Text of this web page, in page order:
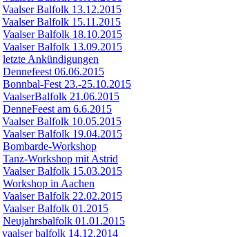
Vaalser Balfolk 13.12.2015
Vaalser Balfolk 15.11.2015
Vaalser Balfolk 18.10.2015
Vaalser Balfolk 13.09.2015
letzte Ankündigungen
Dennefeest 06.06.2015
Bonnbal-Fest 23.-25.10.2015
VaalserBalfolk 21.06.2015
DenneFeest am 6.6.2015
Vaalser Balfolk 10.05.2015
Vaalser Balfolk 19.04.2015
Bombarde-Workshop
Tanz-Workshop mit Astrid
Vaalser Balfolk 15.03.2015
Workshop in Aachen
Vaalser Balfolk 22.02.2015
Vaalser Balfolk 01.2015
Neujahrsbalfolk 01.01.2015
vaalser balfolk 14.12.2014